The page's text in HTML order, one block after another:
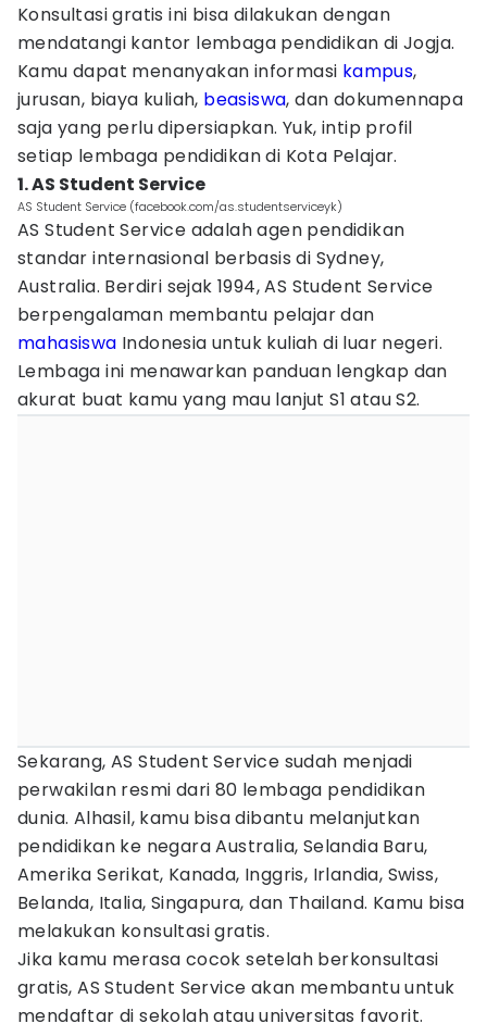
Konsultasi gratis ini bisa dilakukan dengan
mendatangi kantor lembaga pendidikan di Jogja.
Kamu dapat menanyakan informasi kampus,
jurusan, biaya kuliah, beasiswa, dan dokumennapa
saja yang perlu dipersiapkan. Yuk, intip profil
setiap lembaga pendidikan di Kota Pelajar.
1. AS Student Service
AS Student Service (facebook.com/as.studentserviceyk)
AS Student Service adalah agen pendidikan
standar internasional berbasis di Sydney,
Australia. Berdiri sejak 1994, AS Student Service
berpengalaman membantu pelajar dan
mahasiswa Indonesia untuk kuliah di luar negeri.
Lembaga ini menawarkan panduan lengkap dan
akurat buat kamu yang mau lanjut S1 atau S2.
Sekarang, AS Student Service sudah menjadi
perwakilan resmi dari 80 lembaga pendidikan
dunia. Alhasil, kamu bisa dibantu melanjutkan
pendidikan ke negara Australia, Selandia Baru,
Amerika Serikat, Kanada, Inggris, Irlandia, Swiss,
Belanda, Italia, Singapura, dan Thailand. Kamu bisa
melakukan konsultasi gratis.
Jika kamu merasa cocok setelah berkonsultasi
gratis, AS Student Service akan membantu untuk
mendaftar di sekolah atau universitas favorit.